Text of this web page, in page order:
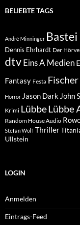
BELIEBTE TAGS
André Minninger
Dennis Ehrhardt Der
dtvEins A Medien
Fantasy Festa Fischer
Horror Jason Dark John
Krimi LübbeLübbe
Random House Audio
Stefan Wolf Thriller
Ullstein
LOGIN
Anmelden
Eintrags-Feed